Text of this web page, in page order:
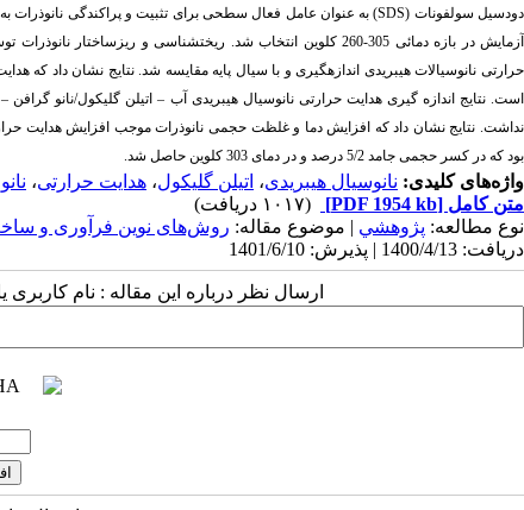
دودسیل سولفونات (SDS
آزمایش در بازه دمائی 305-260 کلوین انتخاب شد. ریخت­شناسی و ریزساختار نانوذرات توسط میکروسکوپ الکترونی روبشی (
حرارتی نانوسیالات هیبریدی اندازه­گیری و با سیال پایه مقایسه شد. نتایج نشان داد که
است. نتایج اندازه گیری هدایت حرارتی نانوسیال هیبریدی آب – اتیلن گلیکول­/­نانو
بود که در کسر حجمی جامد 5/2 درصد و در دمای 303 کلوین حاصل شد.
واژه‌های کلیدی: نانوسیال هیبریدی، اتیلن گلیکول، هدایت حرارتی،
متن کامل [PDF 1954 kb]
(۱۰۱۷ دریافت)
نوع مطالعه: پژوهشي | موضوع مقاله: روش‌های نوین فرآوری و
دریافت: 1400/4/13 | پذیرش: 1401/6/10
ارسال نظر درباره این مقاله : نام